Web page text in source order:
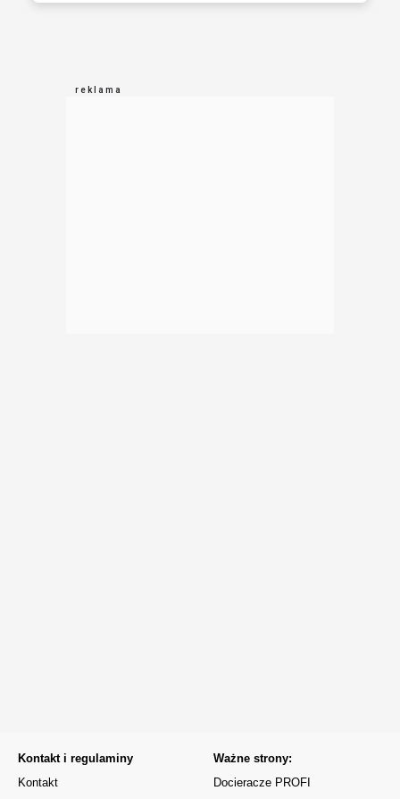
Kontakt i regulaminy
Kontakt
Ważne strony:
Docieracze PROFI